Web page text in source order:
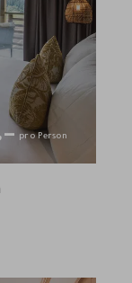
pro Person